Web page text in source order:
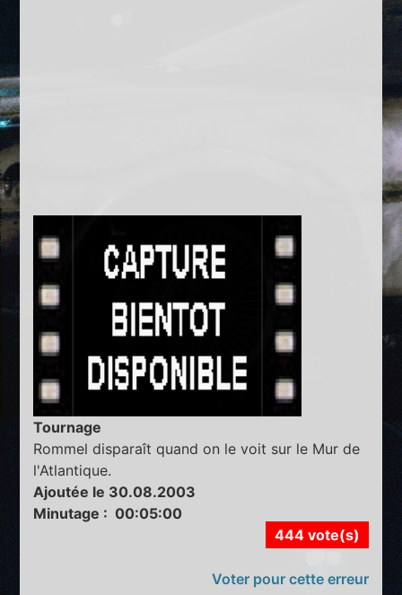
Tournage
Rommel disparaît quand on le voit sur le Mur de
l'Atlantique.
Ajoutée le 30.08.2003
Minutage : 00:05:00
444 vote(s)
Voter pour cette erreur